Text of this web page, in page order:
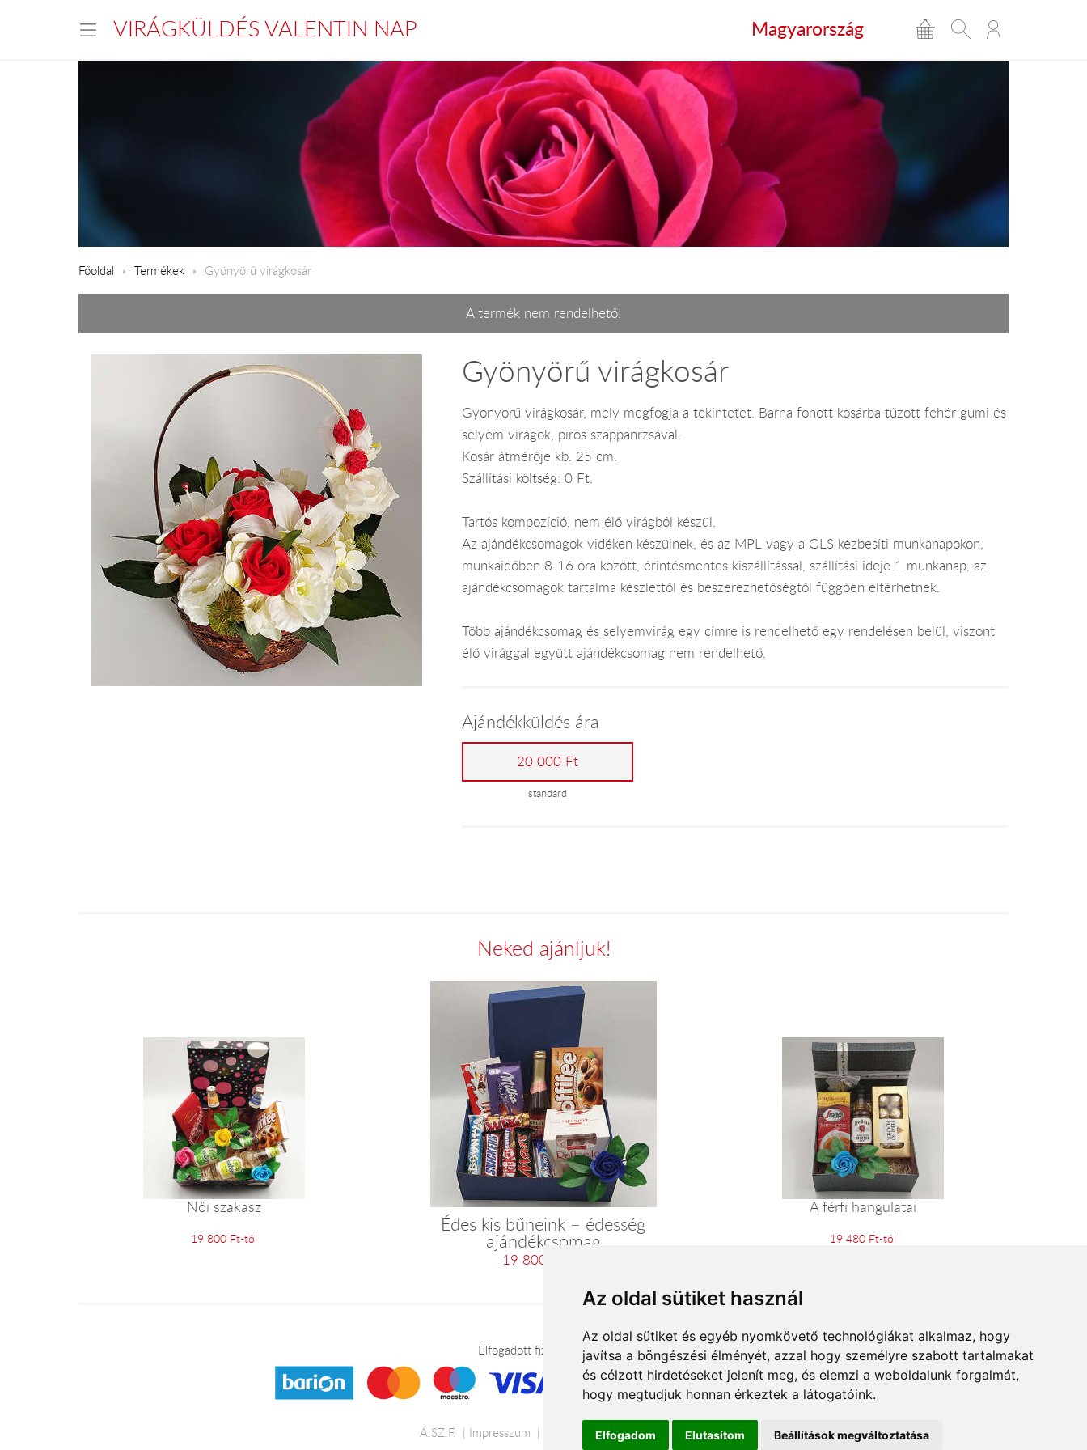
Az oldal sütiket használ
Az oldal sütiket és egyéb nyomkövető technológiákat alkalmaz, hogy
javítsa a böngészési élményét, azzal hogy személyre szabott tartalmakat
és célzott hirdetéseket jelenít meg, és elemzi a weboldalunk forgalmát,
hogy megtudjuk honnan érkeztek a látogatóink.
Elfogadom Elutasítom Beállítások megváltoztatása
VIRÁGKÜLDÉS VALENTIN NAP Magyarország
Főoldal Termékek Gyönyörű virágkosár
A termék nem rendelhető!
Gyönyörű virágkosár
Gyönyörű virágkosár, mely megfogja a tekintetet. Barna fonott kosárba tűzött fehér gumi és
selyem virágok, piros szappanrzsával.
Kosár átmérője kb. 25 cm.
Szállítási költség: 0 Ft.
Tartós kompozíció, nem élő virágból készül.
Az ajándékcsomagok vidéken készülnek, és az MPL vagy a GLS kézbesíti munkanapokon,
munkaidőben 8-16 óra között, érintésmentes kiszállítással, szállítási ideje 1 munkanap, az
ajándékcsomagok tartalma készlettől és beszerezhetőségtől függően eltérhetnek.
Több ajándékcsomag és selyemvirág egy címre is rendelhető egy rendelésen belül, viszont
élő virággal együtt ajándékcsomag nem rendelhető.
Ajándékküldés ára
20 000 Ft
standard
Neked ajánljuk!
Női szakasz
19 800 Ft-tól
Édes kis bűneink – édesség
ajándékcsomag
19 800 Ft-tól
A férfi hangulatai
19 480 Ft-tól
Elfogadott fizetési módok
Á.SZ.F. Impresszum Adatkezelési tájékoztató